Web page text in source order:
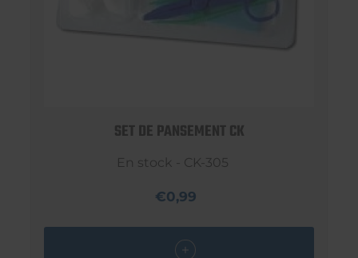
SET DE PANSEMENT CK
En stock - CK-305
€0,99